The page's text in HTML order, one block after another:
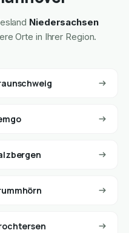
Niedersachsen
Orte in Ihrer Region.